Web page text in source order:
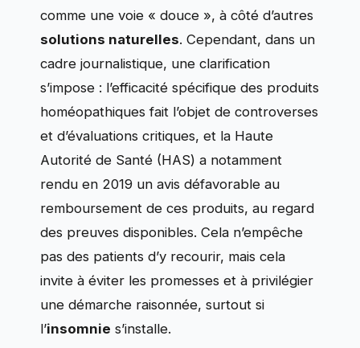
comme une voie « douce », à côté d’autres
solutions naturelles. Cependant, dans un
cadre journalistique, une clarification
s’impose : l’efficacité spécifique des produits
homéopathiques fait l’objet de controverses
et d’évaluations critiques, et la Haute
Autorité de Santé (HAS) a notamment
rendu en 2019 un avis défavorable au
remboursement de ces produits, au regard
des preuves disponibles. Cela n’empêche
pas des patients d’y recourir, mais cela
invite à éviter les promesses et à privilégier
une démarche raisonnée, surtout si
l’insomnie s’installe.